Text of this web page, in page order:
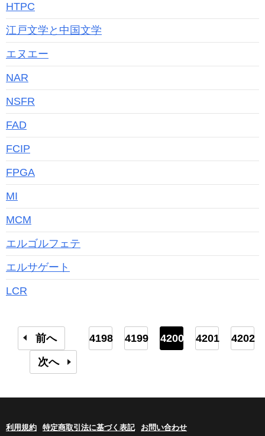
HTPC
江戸文学と中国文学
エヌエー
NAR
NSFR
FAD
FCIP
FPGA
MI
MCM
エルゴルフェテ
エルサゲート
LCR
前へ 4198 4199 4200 4201
4202
次へ
利用規約 特定商取引法に基づく表記 お問い合わせ